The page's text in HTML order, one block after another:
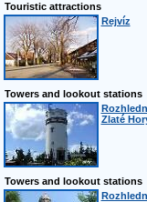
Touristic attractions
Rejvíz
Towers and lookout stations
Zlaté
Towers and lookout stations